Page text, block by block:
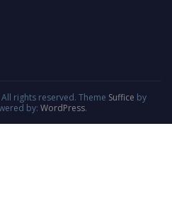
rights reserved. Theme Suffice by
by: WordPress.